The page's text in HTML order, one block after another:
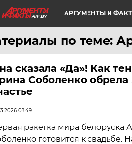
AIF.BY АРГУМЕНТЫ И
по теме:
сказала «Да»! Как
Соболенко обрела
08:49
ракетка мира белоруска
готовится к свадьбе.